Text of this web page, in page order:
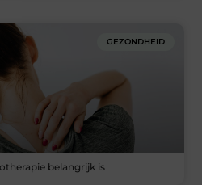
GEZONDHEID
belangrijk is